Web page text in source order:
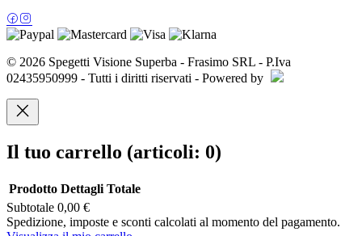
© 2026 Spegetti Visione Superba - Frasimo SRL - P.Iva
02435950999 - Tutti i diritti riservati - Powered by
Il tuo carrello (articoli: 0)
Prodotti
Prodotto Dettagli Totale
Subtotale 0,00 €
Spedizione, imposte e sconti calcolati al momento del pagamento.